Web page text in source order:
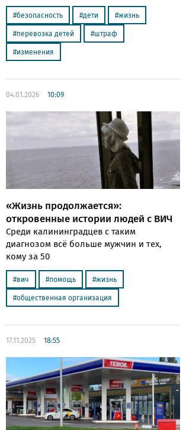
безопасность дети жизнь
перевозка детей штраф
изменения
04.01.2026 10:09
«Жизнь продолжается»:
откровенные истории людей с ВИЧ
Среди калининградцев с таким
диагнозом всё больше мужчин и тех,
кому за 50
вич помощь жизнь
общественная организация
17.11.2025 18:55